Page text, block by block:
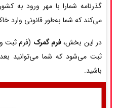
گذرنامه شمارا با مهر ورود به
می‌کند که شما به‌طور قانونی وارد
در این بخش،فرم گمرک (فرم ثبت
ثبت می‌شود که شما می‌توانید
باشید.